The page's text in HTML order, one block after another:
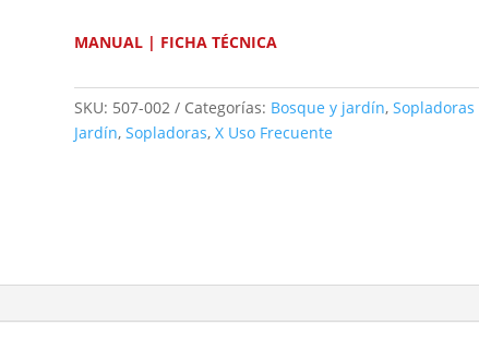
MANUAL | FICHA TÉCNICA
SKU: 507-002 Categorías: Bosque y jardín, Sopladoras
Jardín, Sopladoras, X Uso Frecuente